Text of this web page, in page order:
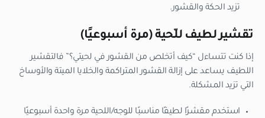
تزيد الحكة والقشور.
تقشير لطيف للّحية (مرة أسبوعيًا)
إذا كنت تتساءل “كيف أتخلص من القشور في لحيتي؟” فالتقشير
اللطيف يساعد على إزالة القشور المتراكمة والخلايا الميتة والأوساخ
التي تزيد المشكلة.
استخدم مقشرًا لطيفًا مناسبًا للوجه/اللحية مرة واحدة أسبوعيًا